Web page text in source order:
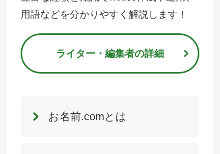
用語などを分かりやすく解説します！
ライター・編集者の詳細
お名前.comとは